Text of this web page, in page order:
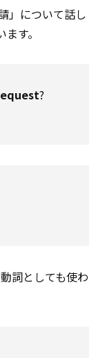
」について話し
ます。
?
詞としても使わ